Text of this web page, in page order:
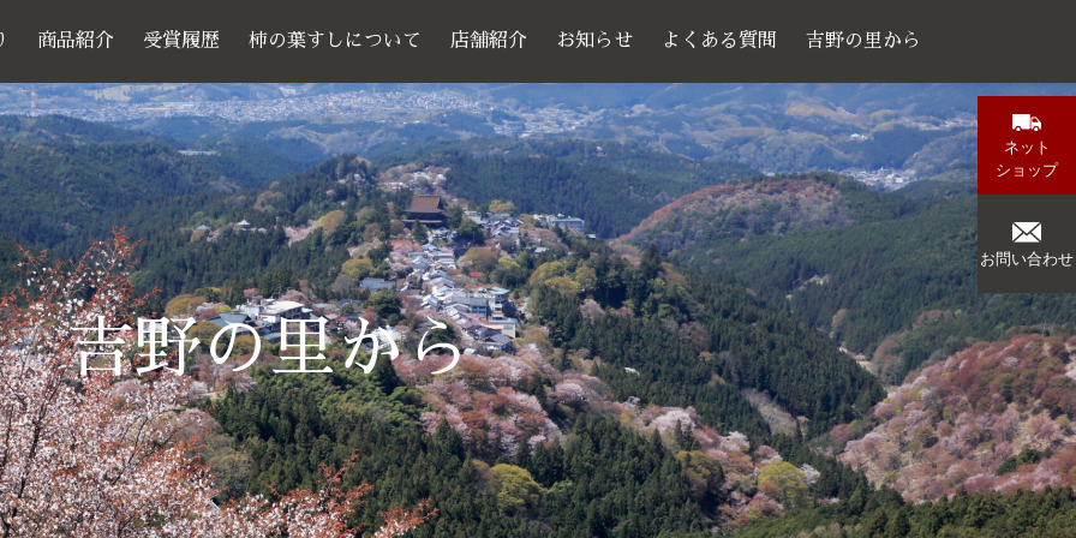
ネット
ショップ
お問い合わせ
商品紹介 受賞履歴 柿の葉すしについて 店舗紹介 お知らせ よくある質問 吉野の里から
吉野の里から